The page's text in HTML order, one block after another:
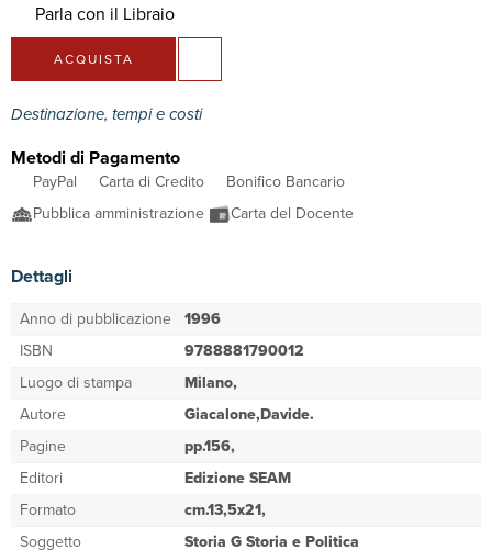
Parla con il Libraio
ACQUISTA
Destinazione, tempi e costi
Metodi di Pagamento
PayPal Carta di Credito
Bonifico Bancario
Pubblica amministrazione
Carta del Docente
Dettagli
Anno di pubblicazione 1996
ISBN
9788881790012
Luogo di stampa
Milano,
Autore
Giacalone,Davide.
Pagine
pp.156,
Editori
Edizione SEAM
Formato
cm.13,5x21,
Soggetto
Storia G Storia e Politica